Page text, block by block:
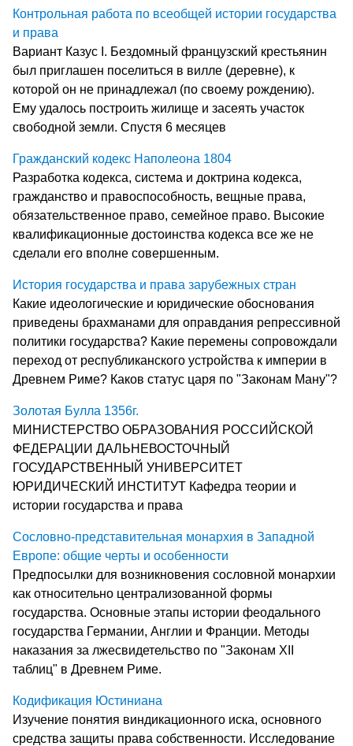
Контрольная работа по всеобщей истории государства
и права
Вариант Казус I. Бездомный французский крестьянин
был приглашен поселиться в вилле (деревне), к
которой он не принадлежал (по своему рождению).
Ему удалось построить жилище и засеять участок
свободной земли. Спустя 6 месяцев
Гражданский кодекс Наполеона 1804
Разработка кодекса, система и доктрина кодекса,
гражданство и правоспособность, вещные права,
обязательственное право, семейное право. Высокие
квалификационные достоинства кодекса все же не
сделали его вполне совершенным.
История государства и права зарубежных стран
Какие идеологические и юридические обоснования
приведены брахманами для оправдания репрессивной
политики государства? Какие перемены сопровождали
переход от республиканского устройства к империи в
Древнем Риме? Каков статус царя по "Законам Ману"?
Золотая Булла 1356г.
МИНИСТЕРСТВО ОБРАЗОВАНИЯ РОССИЙСКОЙ
ФЕДЕРАЦИИ ДАЛЬНЕВОСТОЧНЫЙ
ГОСУДАРСТВЕННЫЙ УНИВЕРСИТЕТ
ЮРИДИЧЕСКИЙ ИНСТИТУТ Кафедра теории и
истории государства и права
Сословно-представительная монархия в Западной
Европе: общие черты и особенности
Предпосылки для возникновения сословной монархии
как относительно централизованной формы
государства. Основные этапы истории феодального
государства Германии, Англии и Франции. Методы
наказания за лжесвидетельство по "Законам ХII
таблиц" в Древнем Риме.
Кодификация Юстиниана
Изучение понятия виндикационного иска, основного
средства защиты права собственности. Исследование